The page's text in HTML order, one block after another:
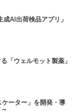
AI出荷検品アプリ」
「ウェルモット製薬」
ーター」を開発・導